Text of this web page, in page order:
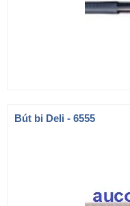
Bút bi Deli - 6555